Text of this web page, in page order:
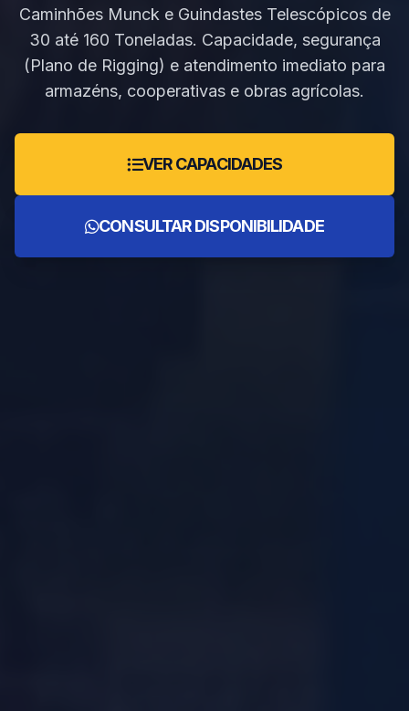
Caminhões Munck e Guindastes Telescópicos de
30 até 160 Toneladas. Capacidade, segurança
(Plano de Rigging) e atendimento imediato para
armazéns, cooperativas e obras agrícolas.
VER CAPACIDADES
CONSULTAR DISPONIBILIDADE